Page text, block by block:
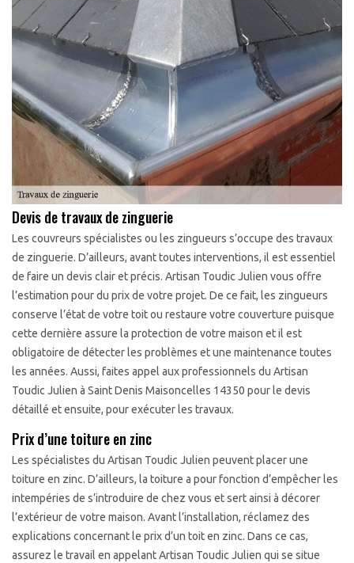
Devis de travaux de zinguerie
Les couvreurs spécialistes ou les zingueurs s’occupe des travaux
de zinguerie. D’ailleurs, avant toutes interventions, il est essentiel
de faire un devis clair et précis. Artisan Toudic Julien vous offre
l’estimation pour du prix de votre projet. De ce fait, les zingueurs
conserve l’état de votre toit ou restaure votre couverture puisque
cette dernière assure la protection de votre maison et il est
obligatoire de détecter les problèmes et une maintenance toutes
les années. Aussi, faites appel aux professionnels du Artisan
Toudic Julien à Saint Denis Maisoncelles 14350 pour le devis
détaillé et ensuite, pour exécuter les travaux.
Prix d’une toiture en zinc
Les spécialistes du Artisan Toudic Julien peuvent placer une
toiture en zinc. D’ailleurs, la toiture a pour fonction d’empêcher les
intempéries de s’introduire de chez vous et sert ainsi à décorer
l’extérieur de votre maison. Avant l’installation, réclamez des
explications concernant le prix d’un toit en zinc. Dans ce cas,
assurez le travail en appelant Artisan Toudic Julien qui se situe